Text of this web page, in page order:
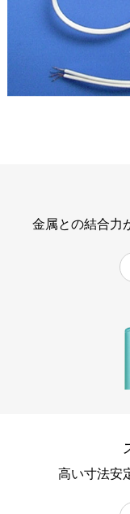
金属との結合力
高い寸法安